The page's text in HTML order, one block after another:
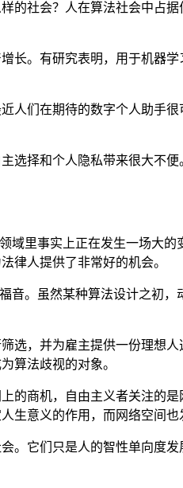
的社会？人在算法社会中占
长。有研究表明，用于机器
人们在期待的数字个人助手
选择和个人隐私带来很大不
域里事实上正在发生一场大
律人提供了非常好的机会。
音。虽然某种算法设计之初
选，并为雇主提供一份理想
算法歧视的对象。
的商机，自由主义者关注的
生意义的作用，而网络空间也
。它们只是人的智性单向度